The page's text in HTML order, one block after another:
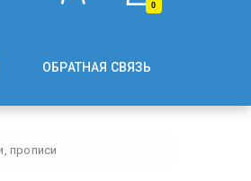
0
ОБРАТНАЯ СВЯЗЬ
прописи